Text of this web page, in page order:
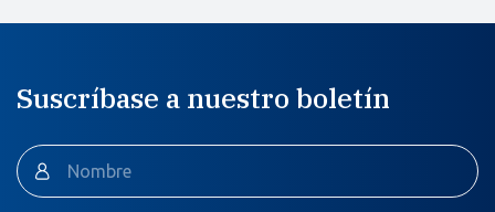
Suscríbase a nuestro boletín